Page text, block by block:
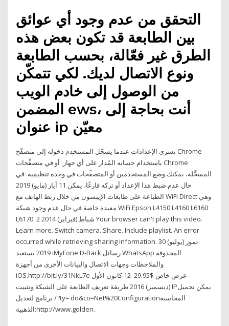
التحقق من عدم وجود أي عوائق
بين الطابعة قد تكون بعض هذه
الطرق غير فعّالة، بحسب الطابعة
ونوع الاتصال لديك. لكي تتمكّن
من الوصول إلى خادم الويب
المضمن ews، أنت بحاجة إلى
عنوان ip معيّن
تسري الإعدادات عندما يسجّل المستخدم دخوله إلى متصفّح Chrome
باستخدام حسابه المُدار على أي جهاز. أو في متصفِّحات Chrome
المسجَّلة، يمكنك وضع المستخدمين أو المتصفِّحات في وحدة تنظيمية. في
حال عدم ضبط هذا الإعداد أو تركه فارغًا، يمكن 11 أيار (مايو) 2019
الطباعة على طابعات الإيبسون من خلال ربط الهاتف مع WiFi Direct وهي
مفيدة خاصة في حال عدم وجود شبكة WiFi Epson L4150 L4160 L6160
L6170 2 شباط (فبراير) 2014 Your browser can't play this video.
Learn more. Switch camera. Share. Include playlist. An error
occurred while retrieving sharing information. 30 تموز (يوليو)
2019 يستعيد iMyFone D-Back رسائل WhatsApp المحذوفة
والملاحظات وجهات الاتصال والبيانات الأخرى من أجهزة
iOS.http://bit.ly/31NkL7e عرض خاص $29.95 12 كانون الأول
(ديسمبر) 2016 طريقة تعريف الطابعة على الشبكة وتثبيت IPيمكن تحميل
برنامج لتعديل /?ty= do&co=Net%20Configurationالمحاسبة
الذهبية:http://www.golden.